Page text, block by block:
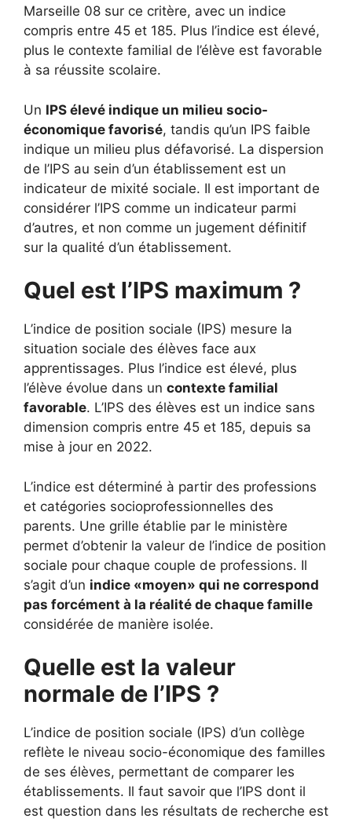
Marseille 08 sur ce critère, avec un indice
compris entre 45 et 185. Plus l’indice est élevé,
plus le contexte familial de l’élève est favorable
à sa réussite scolaire.
Un IPS élevé indique un milieu socio-
économique favorisé, tandis qu’un IPS faible
indique un milieu plus défavorisé. La dispersion
de l’IPS au sein d’un établissement est un
indicateur de mixité sociale. Il est important de
considérer l’IPS comme un indicateur parmi
d’autres, et non comme un jugement définitif
sur la qualité d’un établissement.
Quel est l’IPS maximum ?
L’indice de position sociale (IPS) mesure la
situation sociale des élèves face aux
apprentissages. Plus l’indice est élevé, plus
l’élève évolue dans un contexte familial
favorable. L’IPS des élèves est un indice sans
dimension compris entre 45 et 185, depuis sa
mise à jour en 2022.
L’indice est déterminé à partir des professions
et catégories socioprofessionnelles des
parents. Une grille établie par le ministère
permet d’obtenir la valeur de l’indice de position
sociale pour chaque couple de professions. Il
s’agit d’un indice «moyen» qui ne correspond
pas forcément à la réalité de chaque famille
considérée de manière isolée.
Quelle est la valeur
normale de l’IPS ?
L’indice de position sociale (IPS) d’un collège
reflète le niveau socio-économique des familles
de ses élèves, permettant de comparer les
établissements. Il faut savoir que l’IPS dont il
est question dans les résultats de recherche est